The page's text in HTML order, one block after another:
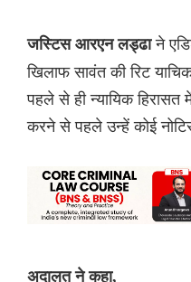
जस्टिस आरएन लड्ढाने
खिलाफ सावंत की रिट
पहले से ही न्यायिक हिरासत
करने से पहले उन्हें कोई
अदालत ने कहा,